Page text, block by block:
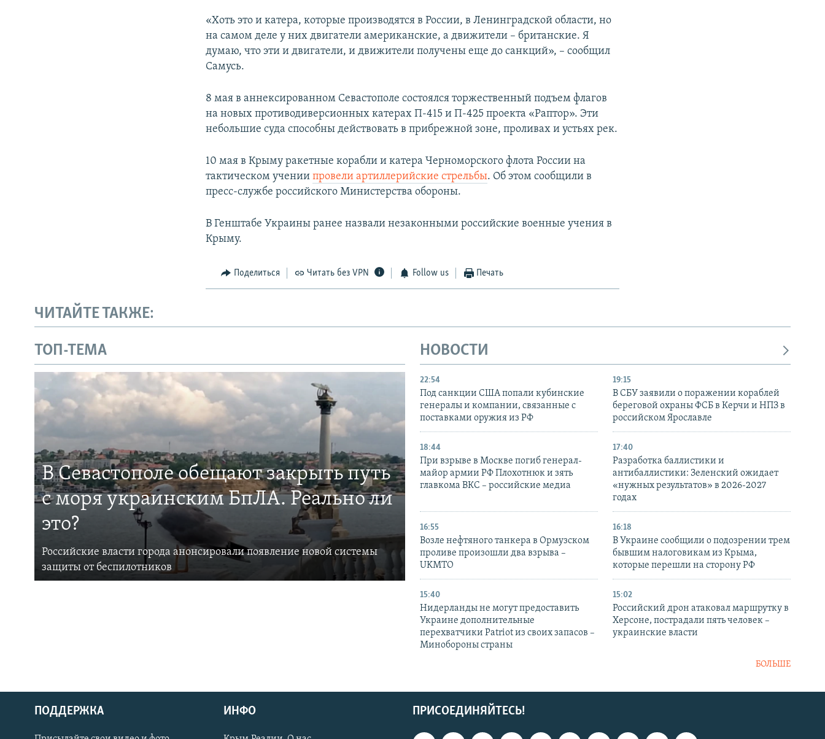
Українською
«Хоть это и катера, которые производятся в России, в Ленинградской области, но
на самом деле у них двигатели американские, а движители – британские. Я
думаю, что эти и двигатели, и движители получены еще до санкций», – сообщил
Самусь.
8 мая в аннексированном Севастополе состоялся торжественный подъем флагов
на новых противодиверсионных катерах П-415 и П-425 проекта «Раптор». Эти
небольшие суда способны действовать в прибрежной зоне, проливах и устьях рек.
10 мая в Крыму ракетные корабли и катера Черноморского флота России на
тактическом учениипровели артиллерийские стрельбы. Об этом сообщили в
пресс-службе российского Министерства обороны.
В Генштабе Украины ранее назвали незаконными российские военные учения в
Крыму.
Поделиться Читать без VPN Follow us Печать
ЧИТАЙТЕ ТАКЖЕ:
ТОП-ТЕМА
В Севастополе обещают закрыть путь
с моря украинским БпЛА. Реально ли
это?
Российские власти города анонсировали появление новой системы
защиты от беспилотников
НОВОСТИ
22:54
Под санкции США попали кубинские
генералы и компании, связанные с
поставками оружия из РФ
19:15
В СБУ заявили о поражении кораблей
береговой охраны ФСБ в Керчи и НПЗ в
российском Ярославле
18:44
При взрыве в Москве погиб генерал-
майор армии РФ Плохотнюк и зять
главкома ВКС – российские медиа
17:40
Разработка баллистики и
антибаллистики: Зеленский ожидает
«нужных результатов» в 2026-2027
годах
16:55
Возле нефтяного танкера в Ормузском
проливе произошли два взрыва –
UKMTO
16:18
В Украине сообщили о подозрении трем
бывшим налоговикам из Крыма,
которые перешли на сторону РФ
15:40
Нидерланды не могут предоставить
Украине дополнительные
перехватчики Patriot из своих запасов –
Минобороны страны
15:02
Российский дрон атаковал маршрутку в
Херсоне, пострадали пять человек –
украинские власти
БОЛЬШЕ
ПРИСОЕДИНЯЙТЕСЬ!
ПОДДЕРЖКА ИНФО